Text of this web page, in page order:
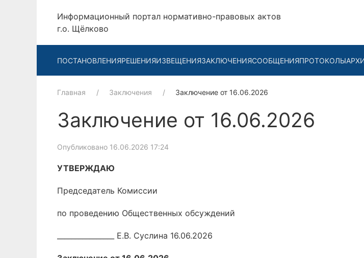
Информационный портал нормативно-правовых актов
г.о. Щёлково
ПОСТАНОВЛЕНИЯРЕШЕНИЯИЗВЕЩЕНИЯЗАКЛЮЧЕНИЯСООБЩЕНИЯПРОТОКОЛЫ
Главная Заключения Заключение от 16.06.2026
Заключение от 16.06.2026
Опубликовано 16.06.2026 17:24
УТВЕРЖДАЮ
Председатель Комиссии
по проведению Общественных обсуждений
________________ Е.В. Суслина 16.06.2026